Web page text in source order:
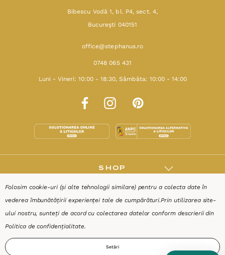
Bibescu Vodă 1, bl. P4, sect. 4,
Bucureşti 040151
office@stephanus.ro
0748 065 431
Luni - Vineri: 10:00 - 18:30, Sâmbăta: 10:00 - 14:00
SHOP
Folosim cookie-uri (și alte tehnologii similare) pentru a colecta date în
vederea îmbunătățirii experienței tale de cumpărături.Prin utilizarea site-
ului nostru, sunteți de acord cu colectarea datelor conform descrierii din
Politica de confidențialitate.
Setări